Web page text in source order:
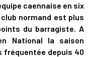
caennaise en six
normand est plus
du barragiste. A
National la saison
fréquentée depuis 40